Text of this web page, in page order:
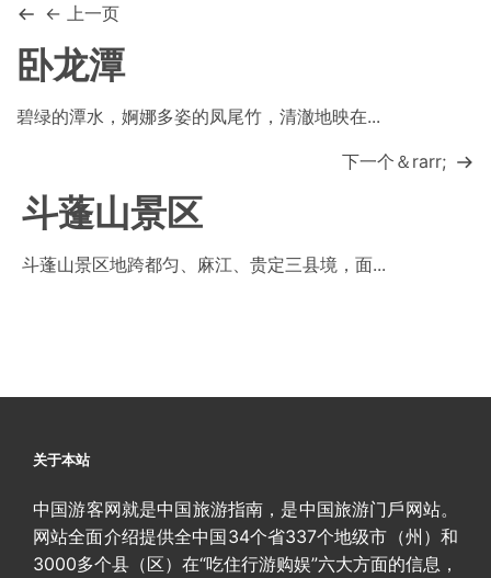
← 上一页
卧龙潭
碧绿的潭水，婀娜多姿的凤尾竹，清澈地映在...
下一个＆rarr;
斗蓬山景区
斗蓬山景区地跨都匀、麻江、贵定三县境，面...
关于本站
中国游客网就是中国旅游指南，是中国旅游门戶网站。
网站全面介绍提供全中国34个省337个地级市（州）和
3000多个县（区）在“吃住行游购娱”六大方面的信息，